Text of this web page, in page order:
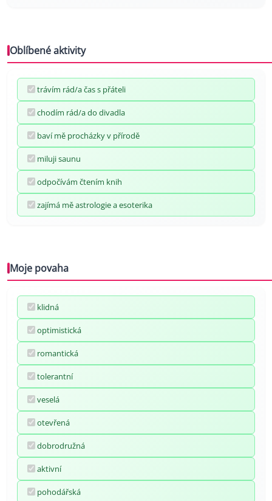
Oblíbené aktivity
trávím rád/a čas s přáteli
chodím rád/a do divadla
baví mě procházky v přírodě
miluji saunu
odpočívám čtením knih
zajímá mě astrologie a esoterika
Moje povaha
klidná
optimistická
romantická
tolerantní
veselá
otevřená
dobrodružná
aktivní
pohodářská